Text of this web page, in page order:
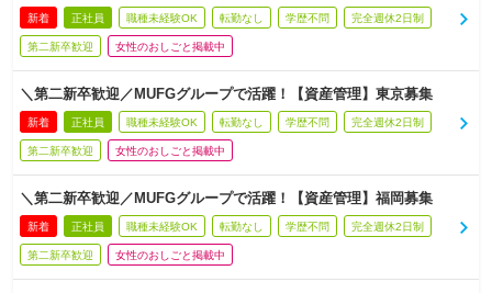
新着 正社員 職種未経験OK 転勤なし 学歴不問 完全週休2日制
第二新卒歓迎 女性のおしごと掲載中
＼第二新卒歓迎／MUFGグループで活躍！【資産管理】東京募集
新着 正社員 職種未経験OK 転勤なし 学歴不問 完全週休2日制
第二新卒歓迎 女性のおしごと掲載中
＼第二新卒歓迎／MUFGグループで活躍！【資産管理】福岡募集
新着 正社員 職種未経験OK 転勤なし 学歴不問 完全週休2日制
第二新卒歓迎 女性のおしごと掲載中